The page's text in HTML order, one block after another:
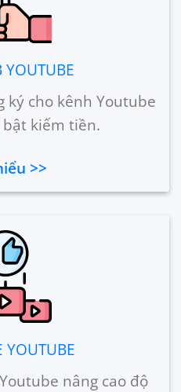
YOUTUBE
ký cho kênh Youtube
kiếm tiền.
>>
YOUTUBE
nâng cao độ